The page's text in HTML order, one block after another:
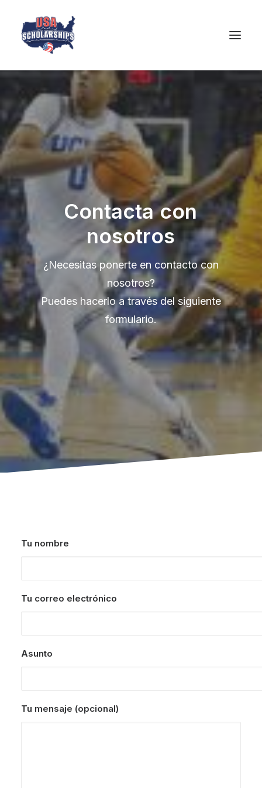
Contacta con
nosotros
¿Necesitas ponerte en contacto con
nosotros?
Puedes hacerlo a través del siguiente
formulario.
Tu nombre
Tu correo electrónico
Asunto
Tu mensaje (opcional)